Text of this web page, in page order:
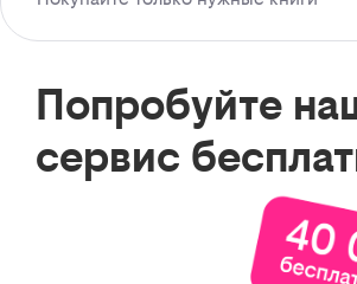
Попробуйте
сервис